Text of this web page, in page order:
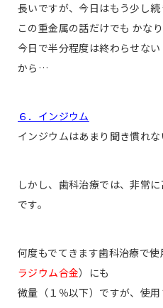
長いですが、今日はもう少し続
この重金属の話だけでも かな
今日で半分程度は終わらせな
から…
６．インジウム
インジウムはあまり聞き慣れな
しかし、歯科治療では、非常
です。
何度もでてきます歯科治療で
ラジウム合金）にも
微量（１％以下）ですが、使用